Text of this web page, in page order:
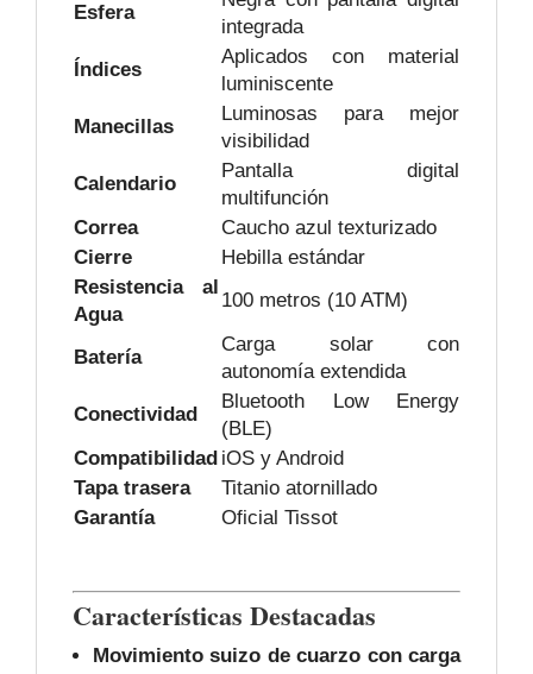
Esfera
integrada
Índices
Aplicados con material
luminiscente
Manecillas
Luminosas para mejor
visibilidad
Calendario
Pantalla digital
multifunción
Correa
Caucho azul texturizado
Cierre
Hebilla estándar
Resistencia al
Agua
100 metros (10 ATM)
Batería
Carga solar con
autonomía extendida
Conectividad
Bluetooth Low Energy
(BLE)
Compatibilidad iOS y Android
Tapa trasera
Titanio atornillado
Garantía
Oficial Tissot
Características Destacadas
Movimiento suizo de cuarzo con carga